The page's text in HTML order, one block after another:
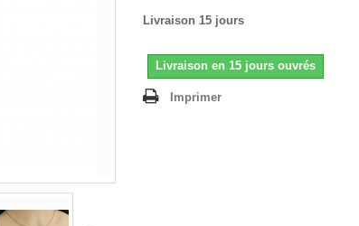
Livraison 15 jours
Livraison en 15 jours ouvrés
Imprimer